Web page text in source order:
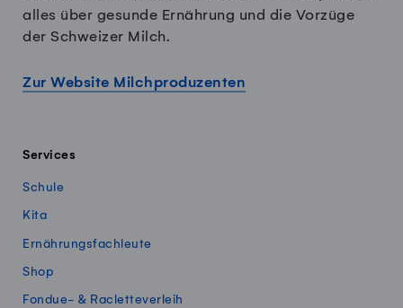
alles über gesunde Ernährung und die Vorzüge
der Schweizer Milch.
Zur Website Milchproduzenten
Services
Schule
Kita
Ernährungsfachleute
Shop
Fondue- & Racletteverleih